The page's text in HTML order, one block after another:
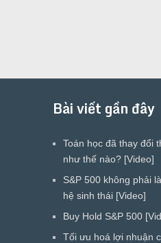
Bài viết gần đây
Toán học đã thay đổi
như thế nào? [Video]
S&P 500 không phải
hệ sinh thái [Video]
Buy Hold S&P 500
Tối ưu hoá lợi nhuận